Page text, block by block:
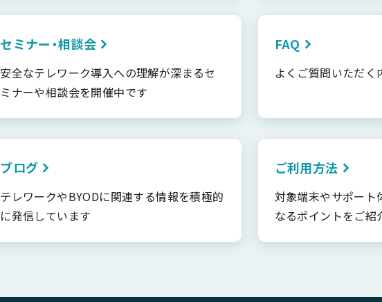
セミナー・相談会
安全なテレワーク導入への理解が深まるセ
ミナーや相談会を開催中です
FAQ
よくご質問いただく
ブログ
テレワークやBYODに関連する情報を積極的
に発信しています
ご利用方法
対象端末やサポート
なるポイントをご紹